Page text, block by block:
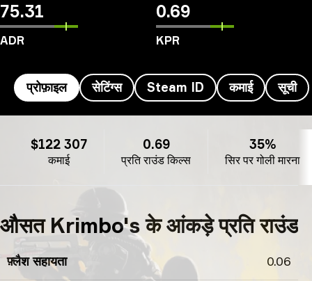
75.31
ADR
0.69
KPR
प्रोफ़ाइल सेटिंग्स Steam ID कमाई सूची
कमाई
$122 307
प्रति राउंड किल्स
0.69
सिर पर गोली मारना
35%
औसत Krimbo's के आंकड़े प्रति राउंड
फ़्लैश सहायता 0.06